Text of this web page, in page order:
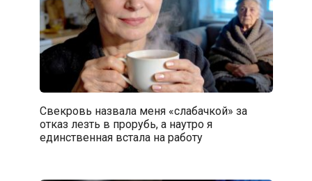
Свекровь назвала меня «слабачкой» за
отказ лезть в прорубь, а наутро я
единственная встала на работу